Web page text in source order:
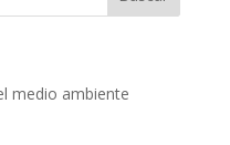
medio ambiente